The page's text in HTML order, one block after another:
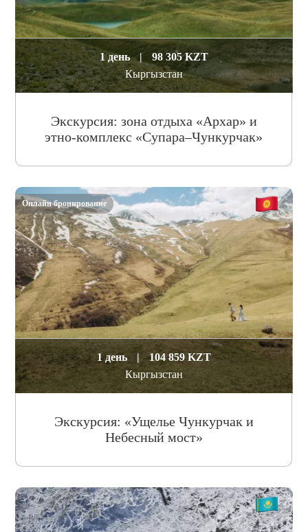
1 день |
98 305 KZT
Кыргызстан
Экскурсия: зона отдыха «Архар» и
этно-комплекс «Супара–Чункурчак»
1 день |
104 859 KZT
Кыргызстан
Экскурсия: «Ущелье Чункурчак и
Небесный мост»
Онлайн бронирование